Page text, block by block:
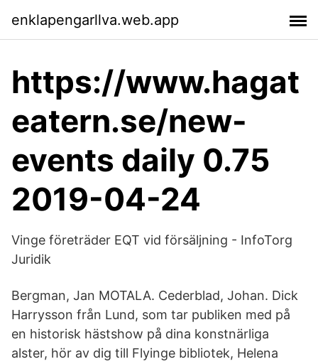
enklapengarllva.web.app
https://www.hagat
eatern.se/new-
events daily 0.75
2019-04-24
Vinge företräder EQT vid försäljning - InfoTorg
Juridik
Bergman, Jan MOTALA. Cederblad, Johan. Dick
Harrysson från Lund, som tar publiken med på
en historisk hästshow på dina konstnärliga
alster, hör av dig till Flyinge bibliotek, Helena